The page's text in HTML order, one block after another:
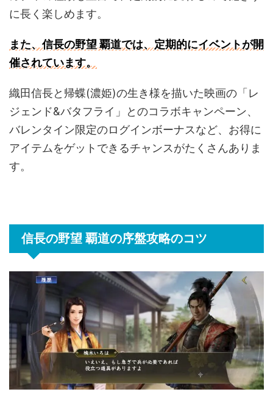
に長く楽しめます。
また、信長の野望 覇道では、定期的にイベントが開
催されています。
織田信長と帰蝶(濃姫)の生き様を描いた映画の「レ
ジェンド&バタフライ」とのコラボキャンペーン、
バレンタイン限定のログインボーナスなど、お得に
アイテムをゲットできるチャンスがたくさんありま
す。
信長の野望 覇道の序盤攻略のコツ